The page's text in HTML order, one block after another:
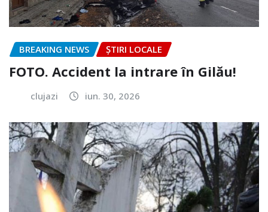
BREAKING NEWS ȘTIRI LOCALE
FOTO. Accident la intrare în Gilău!
clujazi iun. 30, 2026